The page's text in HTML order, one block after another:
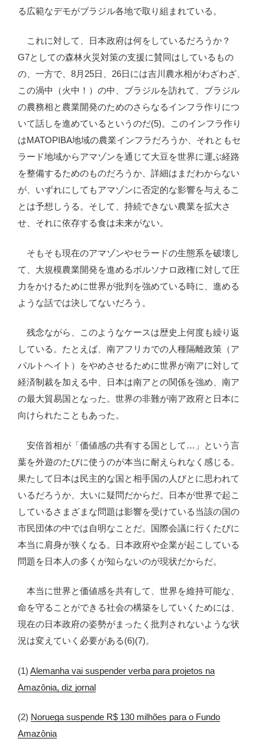
る広範なデモがブラジル各地で取り組まれている。
これに対して、日本政府は何をしているだろうか？
G7としての森林火災対策の支援に賛同はしているもの
の、一方で、8月25日、26日には吉川農水相がわざわざ、
この渦中（火中！）の中、ブラジルを訪れて、ブラジル
の農務相と農業開発のためのさらなるインフラ作りにつ
いて話しを進めているというのだ(5)。このインフラ作り
はMATOPIBA地域の農業インフラだろうか、それともセ
ラード地域からアマゾンを通じて大豆を世界に運ぶ経路
を整備するためのものだろうか、詳細はまだわからない
が、いずれにしてもアマゾンに否定的な影響を与えるこ
とは予想しうる。そして、持続できない農業を拡大さ
せ、それに依存する食は未来がない。
そもそも現在のアマゾンやセラードの生態系を破壊し
て、大規模農業開発を進めるボルソナロ政権に対して圧
力をかけるために世界が批判を強めている時に、進める
ような話では決してないだろう。
残念ながら、このようなケースは歴史上何度も繰り返
している。たとえば、南アフリカでの人種隔離政策（ア
パルトヘイト）をやめさせるために世界が南アに対して
経済制裁を加える中、日本は南アとの関係を強め、南ア
の最大貿易国となった。世界の非難が南ア政府と日本に
向けられたこともあった。
安倍首相が「価値感の共有する国として…」という言
葉を外遊のたびに使うのが本当に耐えられなく感じる。
果たして日本は民主的な国と相手国の人びとに思われて
いるだろうか、大いに疑問だからだ。日本が世界で起こ
しているさまざまな問題は影響を受けている当該の国の
市民団体の中では自明なことだ。国際会議に行くたびに
本当に肩身が狭くなる。日本政府や企業が起こしている
問題を日本人の多くが知らないのが現状だからだ。
本当に世界と価値感を共有して、世界を維持可能な、
命を守ることができる社会の構築をしていくためには、
現在の日本政府の姿勢がまったく批判されないような状
況は変えていく必要がある(6)(7)。
(1) Alemanha vai suspender verba para projetos na
Amazônia, diz jornal
(2) Noruega suspende R$ 130 milhões para o Fundo
Amazônia